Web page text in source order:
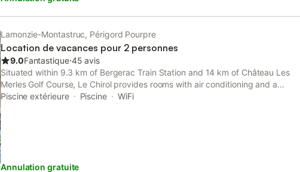
recommandons vivement une dégustation dans l'une des maisons viticoles de
la région. Visitez également l'un des châteaux des environs de Lamonzie-
Montastruc, comme près de La Gaubertie (3 km). Cette partie de la France est
idéale pour faire un "voyage dans le temps". De nombreux villages ont
conservé leur caractère médiéval et il y a de nombreuses grottes
préhistoriques à visiter, comme près de Les Eyzies-de-Tayac-Sireuil et Le
Lamonzie-Montastruc, Périgord Pourpre
Location de vacances pour 2 personnes
9.0Fantastique⋅45 avis
Situated within 9.3 km of Bergerac Train Station and 14 km of Château Les
Merles Golf Course, Le Chirol provides rooms with air conditioning and a
private bathroom in Lamonzie-Montastruc.
Piscine extérieure Piscine WiFi
Annulation gratuite